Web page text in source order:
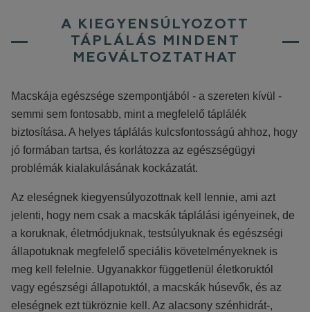
A KIEGYENSÚLYOZOTT
TÁPLÁLÁS MINDENT
MEGVÁLTOZTATHAT
Macskája egészsége szempontjából - a szereten kívül -
semmi sem fontosabb, mint a megfelelő táplálék
biztosítása. A helyes táplálás kulcsfontosságú ahhoz, hogy
jó formában tartsa, és korlátozza az egészségügyi
problémák kialakulásának kockázatát.
Az eleségnek kiegyensúlyozottnak kell lennie, ami azt
jelenti, hogy nem csak a macskák táplálási igényeinek, de
a koruknak, életmódjuknak, testsúlyuknak és egészségi
állapotuknak megfelelő speciális követelményeknek is
meg kell felelnie. Ugyanakkor függetlenül életkoruktól
vagy egészségi állapotuktól, a macskák húsevők, és az
eleségnek ezt tükröznie kell. Az alacsony szénhidrát-,